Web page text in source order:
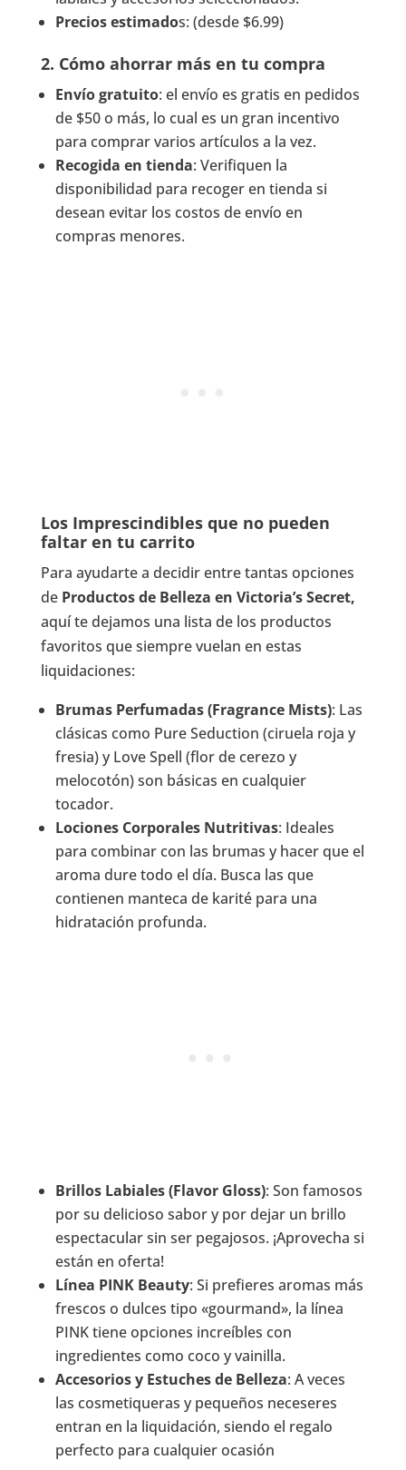
Precios estimados: (desde $6.99)
2. Cómo ahorrar más en tu compra
Envío gratuito: el envío es gratis en pedidos
de $50 o más, lo cual es un gran incentivo
para comprar varios artículos a la vez.
Recogida en tienda: Verifiquen la
disponibilidad para recoger en tienda si
desean evitar los costos de envío en
compras menores.
Los Imprescindibles que no pueden
faltar en tu carrito
Para ayudarte a decidir entre tantas opciones
de Productos de Belleza en Victoria’s Secret,
aquí te dejamos una lista de los productos
favoritos que siempre vuelan en estas
liquidaciones:
Brumas Perfumadas (Fragrance Mists): Las
clásicas como Pure Seduction (ciruela roja y
fresia) y Love Spell (flor de cerezo y
melocotón) son básicas en cualquier
tocador.
Lociones Corporales Nutritivas: Ideales
para combinar con las brumas y hacer que el
aroma dure todo el día. Busca las que
contienen manteca de karité para una
hidratación profunda.
Brillos Labiales (Flavor Gloss): Son famosos
por su delicioso sabor y por dejar un brillo
espectacular sin ser pegajosos. ¡Aprovecha si
están en oferta!
Línea PINK Beauty: Si prefieres aromas más
frescos o dulces tipo «gourmand», la línea
PINK tiene opciones increíbles con
ingredientes como coco y vainilla.
Accesorios y Estuches de Belleza: A veces
las cosmetiqueras y pequeños neceseres
entran en la liquidación, siendo el regalo
perfecto para cualquier ocasión